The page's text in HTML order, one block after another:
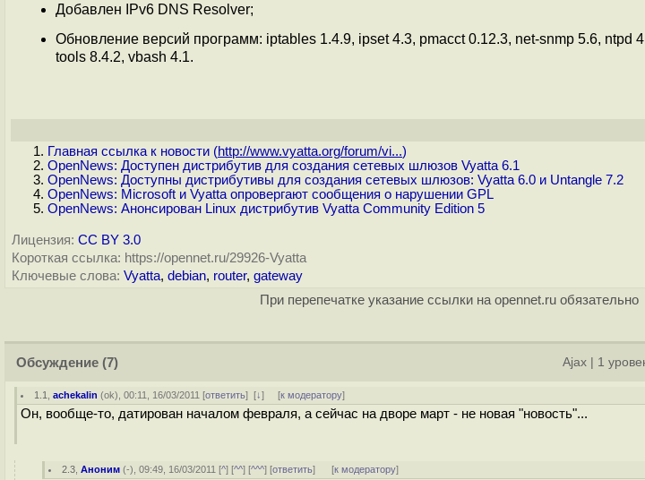
Добавлен IPv6 DNS Resolver;
Обновление версий программ: iptables 1.4.9, ipset 4.3, pmacct 0.12.3, net-snmp 5.6, ntpd
tools 8.4.2, vbash 4.1.
Главная ссылка к новости (http://www.vyatta.org/forum/vi...)
OpenNews: Доступен дистрибутив для создания сетевых шлюзов Vyatta 6.1
OpenNews: Доступны дистрибутивы для создания сетевых шлюзов: Vyatta 6.0 и Untangle 7.2
OpenNews: Microsoft и Vyatta опровергают сообщения о нарушении GPL
OpenNews: Анонсирован Linux дистрибутив Vyatta Community Edition 5
Лицензия: CC BY 3.0
Короткая ссылка: https://opennet.ru/29926-Vyatta
Ключевые слова: Vyatta, debian, router, gateway
При перепечатке указание ссылки на opennet.ru обязательно
Обсуждение (7) Ajax 1
1.1 ,achekalin (ok), 00:11, 16/03/2011 [ответить][↓] [к модератору]
Он, вообще-то, датирован началом февраля, а сейчас на дворе март - не новая "новость"...
2.3 ,Аноним (-), 09:49, 16/03/2011 [^] [^^] [^^^] [ответить] [к модератору]